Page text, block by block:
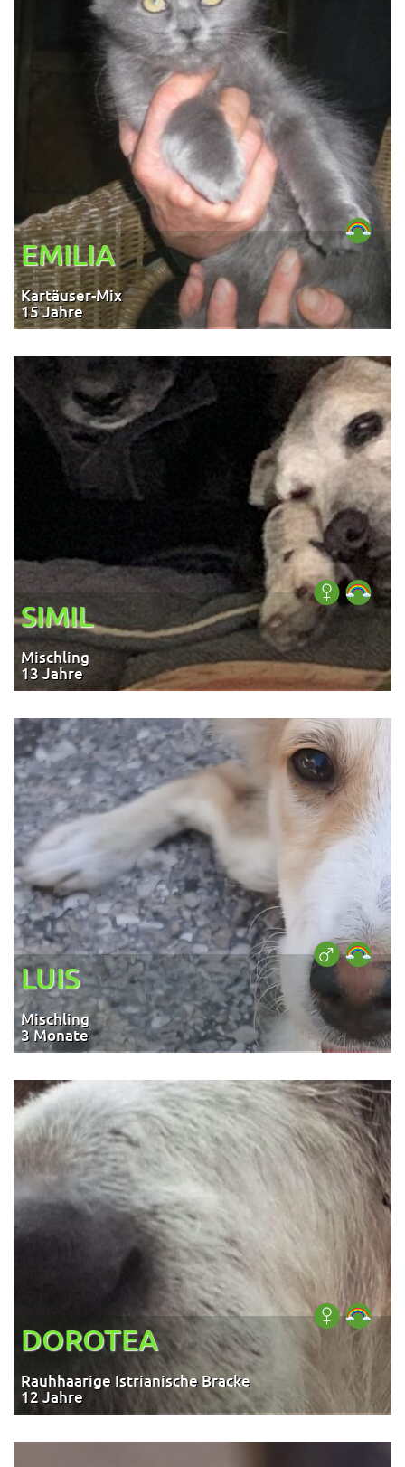
EMILIA
Kartäuser-Mix
15 Jahre
SIMIL
Mischling
13 Jahre
LUIS
Mischling
3 Monate
DOROTEA
Rauhhaarige Istrianische Bracke
12 Jahre